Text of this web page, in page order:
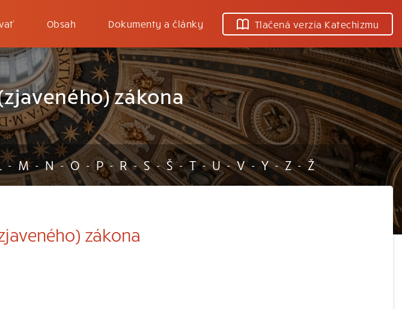
Obsah Dokumenty a články Tlačená verzia Katechizmu
zákona
- M - N - O - P - R - S - Š - T - U - V - Y - Z - Ž
zákona